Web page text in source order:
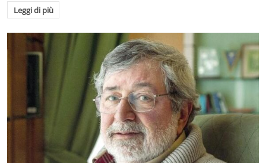
Leggi di più